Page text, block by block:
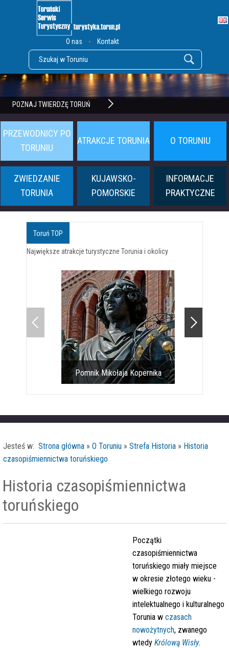
O nas Kontakt
POZNAJ TWIERDZĘ TORUŃ
PRZEWODNICY PO
TORUNIU
ATRAKCJE TORUNIA O TORUNIU
ZWIEDZANIE
TORUNIA
KUJAWSKO-
POMORSKIE
INFORMACJE
PRAKTYCZNE
Toruń TOP
Największe atrakcje turystyczne Torunia i okolicy
Pomnik Mikołaja Kopernika
Jesteś w: Strona główna » O Toruniu » Strefa Historia » Historia
czasopiśmiennictwa toruńskiego
Historia czasopiśmiennictwa
toruńskiego
Początki
czasopiśmiennictwa
toruńskiego miały miejsce
w okresie złotego wieku -
wielkiego rozwoju
intelektualnego i kulturalnego
Torunia w czasach
nowożytnych, zwanego
wtedy Królową Wisły.